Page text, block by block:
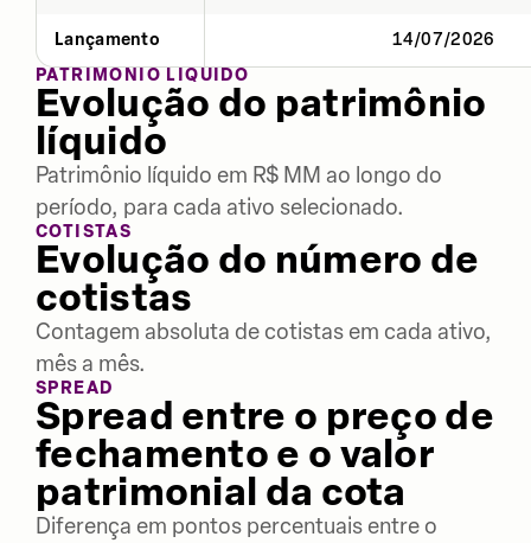
Lançamento
14/07/2026
PATRIMÔNIO LÍQUIDO
Evolução do patrimônio
líquido
Patrimônio líquido em R$ MM ao longo do
período, para cada ativo selecionado.
COTISTAS
Evolução do número de
cotistas
Contagem absoluta de cotistas em cada ativo,
mês a mês.
SPREAD
Spread entre o preço de
fechamento e o valor
patrimonial da cota
Diferença em pontos percentuais entre o